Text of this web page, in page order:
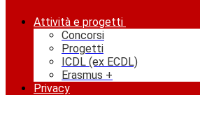
Attività e progetti
Concorsi
Progetti
ICDL (ex ECDL)
Erasmus +
Privacy